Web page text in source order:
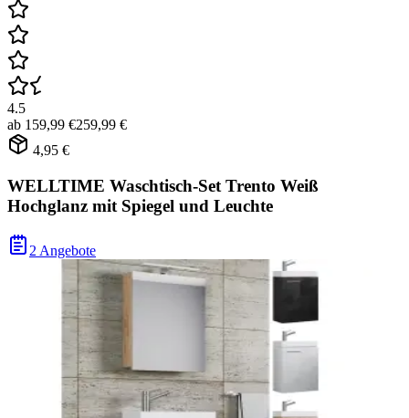
4.5
ab 159,99 €259,99 €
4,95 €
WELLTIME Waschtisch-Set Trento Weiß
Hochglanz mit Spiegel und Leuchte
2 Angebote